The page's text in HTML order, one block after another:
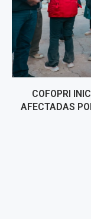
COFOPRI
AFECTADAS